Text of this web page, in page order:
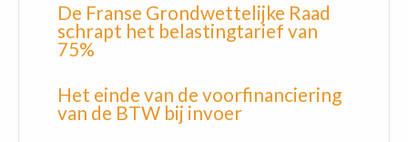
De Franse Grondwettelijke Raad
schrapt het belastingtarief van
75%
Het einde van de voorfinanciering
van de BTW bij invoer